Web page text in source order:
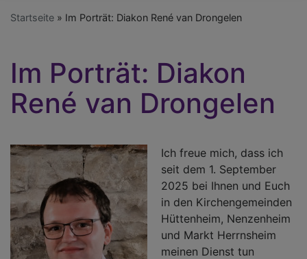
Startseite Im Porträt: Diakon René van Drongelen
Im Porträt: Diakon
René van Drongelen
Ich freue mich, dass ich
seit dem 1. September
2025 bei Ihnen und Euch
in den Kirchengemeinden
Hüttenheim, Nenzenheim
und Markt Herrnsheim
meinen Dienst tun